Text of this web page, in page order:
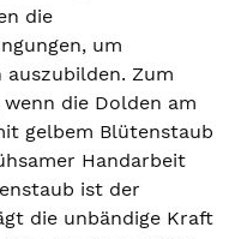
die
um
Zum
die Dolden am
gelbem Blütenstaub
Handarbeit
ist der
die unbändige Kraft